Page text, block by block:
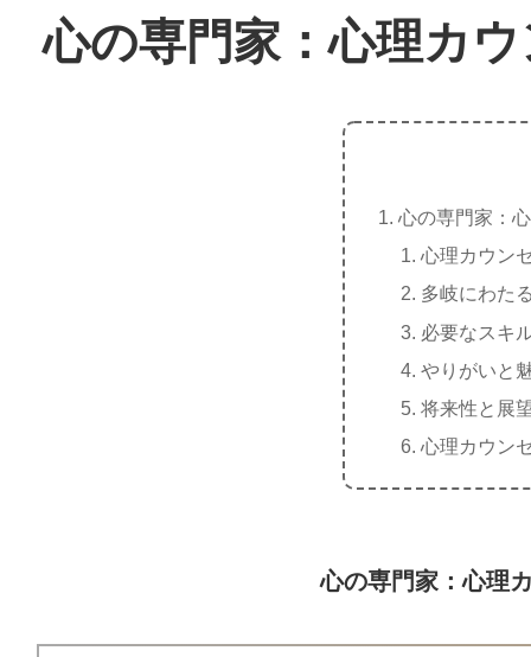
心の専門家：心理カ
心の専門家：
心理カウン
多岐にわた
必要なスキ
やりがいと
将来性と展
心理カウン
心の専門家：心理